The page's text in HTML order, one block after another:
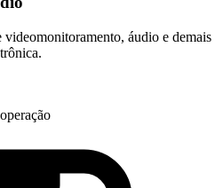
videomonitoramento, áudio e demais